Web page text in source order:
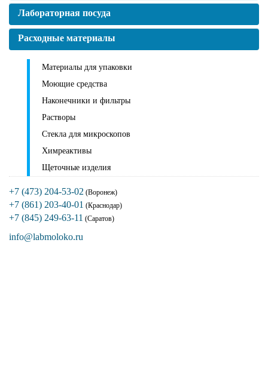
Лабораторная посуда
Расходные материалы
Материалы для упаковки
Моющие средства
Наконечники и фильтры
Растворы
Стекла для микроскопов
Химреактивы
Щеточные изделия
+7 (473) 204-53-02 (Воронеж)
+7 (861) 203-40-01 (Краснодар)
+7 (845) 249-63-11 (Саратов)
info@labmoloko.ru